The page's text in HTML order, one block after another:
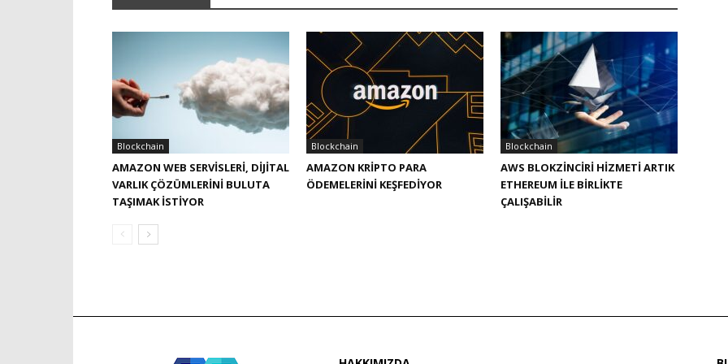
Blockchain
AMAZON WEB SERVISLERI, DIJITAL
VARLIK ÇÖZÜMLERINI BULUTA
TAŞIMAK ISTIYOR
Blockchain
AMAZON KRIPTO PARA
ÖDEMELERINI KEŞFEDIYOR
Blockchain
AWS BLOKZINCIRI HIZMETI ARTIK
ETHEREUM ILE BIRLIKTE
ÇALIŞABILIR